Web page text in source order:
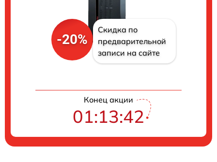
-20%
Скидка по
предварительной
записи на сайте
Конец акции
01:13:41